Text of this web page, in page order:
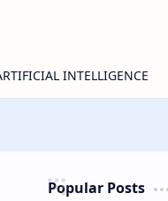
Popular Posts